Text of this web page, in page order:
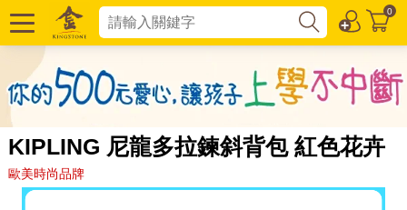
0
KIPLING 尼龍多拉鍊斜背包 紅色花卉
歐美時尚品牌